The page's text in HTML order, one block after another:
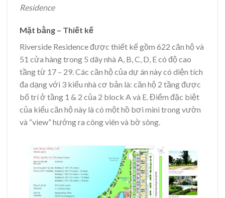
Residence
Mặt bằng – Thiết kế
Riverside Residence được thiết kế gồm 622 căn hộ và
51 cửa hàng trong 5 dãy nhà A, B, C, D, E có độ cao
tầng từ 17 – 29. Các căn hộ của dự án này có diện tích
đa dạng với 3 kiểu nhà cơ bản là: căn hộ 2 tầng được
bố trí ở tầng 1 & 2 của 2 block A và E. Điểm đặc biệt
của kiểu căn hộ này là có một hồ bơi mini trong vườn
và “view” hướng ra công viên và bờ sông.